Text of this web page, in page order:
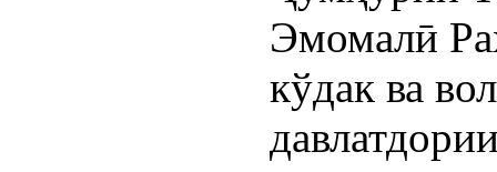
Эмомалӣ
кўдак ва